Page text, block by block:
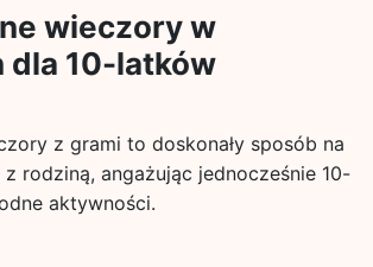
wieczory w
dla 10-latków
z grami to doskonały sposób na
rodziną, angażując jednocześnie 10-
aktywności.